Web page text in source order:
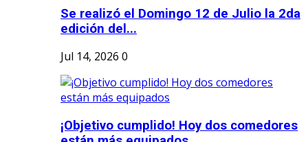
Se realizó el Domingo 12 de Julio la 2da
edición del...
Jul 14, 2026 0
¡Objetivo cumplido! Hoy dos comedores